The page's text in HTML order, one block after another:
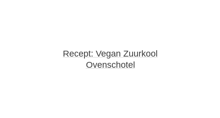
Recept: Vegan Zuurkool
Ovenschotel